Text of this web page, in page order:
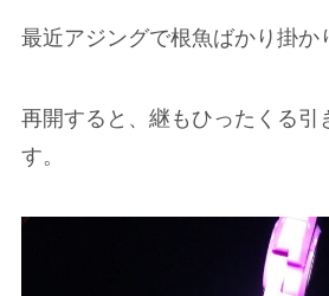
最近アジングで根魚ばかり掛か
再開すると、継もひったくる引
す。